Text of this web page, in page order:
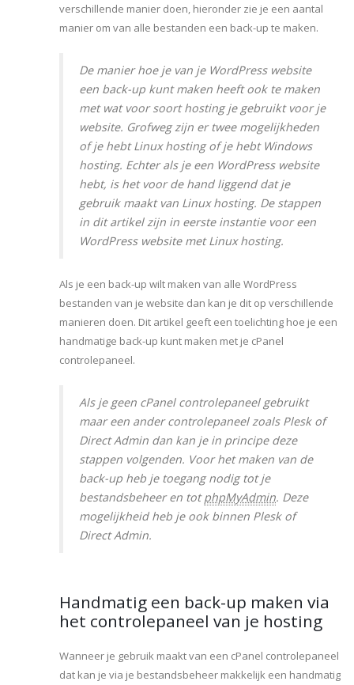
verschillende manier doen, hieronder zie je een aantal
manier om van alle bestanden een back-up te maken.
De manier hoe je van je WordPress website
een back-up kunt maken heeft ook te maken
met wat voor soort hosting je gebruikt voor je
website. Grofweg zijn er twee mogelijkheden
of je hebt Linux hosting of je hebt Windows
hosting. Echter als je een WordPress website
hebt, is het voor de hand liggend dat je
gebruik maakt van Linux hosting. De stappen
in dit artikel zijn in eerste instantie voor een
WordPress website met Linux hosting.
Als je een back-up wilt maken van alle WordPress
bestanden van je website dan kan je dit op verschillende
manieren doen. Dit artikel geeft een toelichting hoe je een
handmatige back-up kunt maken met je cPanel
controlepaneel.
Als je geen cPanel controlepaneel gebruikt
maar een ander controlepaneel zoals Plesk of
Direct Admin dan kan je in principe deze
stappen volgenden. Voor het maken van de
back-up heb je toegang nodig tot je
bestandsbeheer en totphpMyAdmin. Deze
mogelijkheid heb je ook binnen Plesk of
Direct Admin.
Handmatig een back-up maken via
het controlepaneel van je hosting
Wanneer je gebruik maakt van een cPanel controlepaneel
dat kan je via je bestandsbeheer makkelijk een handmatig